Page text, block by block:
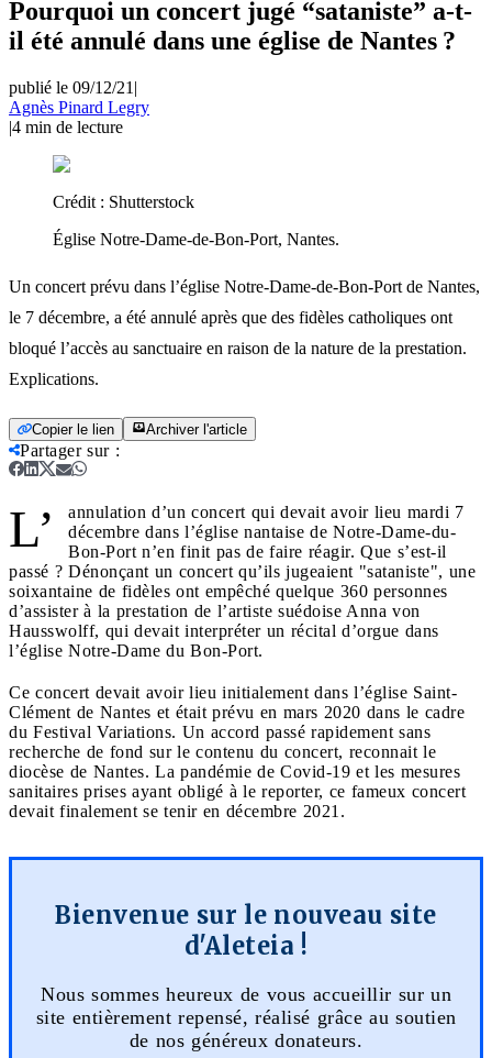
Pourquoi un concert jugé “sataniste” a-t-
il été annulé dans une église de Nantes ?
publié le 09/12/21 |
Agnès Pinard Legry
|4 min de lecture
Crédit : Shutterstock
Église Notre-Dame-de-Bon-Port, Nantes.
Un concert prévu dans l’église Notre-Dame-de-Bon-Port de Nantes,
le 7 décembre, a été annulé après que des fidèles catholiques ont
bloqué l’accès au sanctuaire en raison de la nature de la prestation.
Explications.
Copier le lien Archiver l'article
Partager sur:
L’
annulation d’un concert qui devait avoir lieu mardi 7
décembre dans l’église nantaise de Notre-Dame-du-
Bon-Port n’en finit pas de faire réagir. Que s’est-il
passé ? Dénonçant un concert qu’ils jugeaient "sataniste", une
soixantaine de fidèles ont empêché quelque 360 personnes
d’assister à la prestation de l’artiste suédoise Anna von
Hausswolff, qui devait interpréter un récital d’orgue dans
l’église Notre-Dame du Bon-Port.
Ce concert devait avoir lieu initialement dans l’église Saint-
Clément de Nantes et était prévu en mars 2020 dans le cadre
du Festival Variations. Un accord passé rapidement sans
recherche de fond sur le contenu du concert, reconnait le
diocèse de Nantes. La pandémie de Covid-19 et les mesures
sanitaires prises ayant obligé à le reporter, ce fameux concert
devait finalement se tenir en décembre 2021.
Bienvenue sur le nouveau site
d'Aleteia !
Nous sommes heureux de vous accueillir sur un
site entièrement repensé, réalisé grâce au soutien
de nos généreux donateurs.